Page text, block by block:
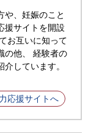
や、妊娠のこと
援サイトを開設
お互いに知って
の他、 経験者の
しています。
応援サイトへ